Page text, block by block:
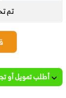
تم
أطلب تمويل أو